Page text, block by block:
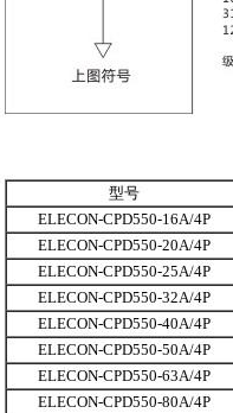
型号
ELECON-CPD550-16A/4P
ELECON-CPD550-20A/4P
ELECON-CPD550-25A/4P
ELECON-CPD550-32A/4P
ELECON-CPD550-40A/4P
ELECON-CPD550-50A/4P
ELECON-CPD550-63A/4P
ELECON-CPD550-80A/4P